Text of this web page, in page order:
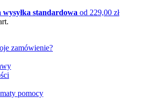
standardowa od 229,00 zł
zamówienie?
pomocy